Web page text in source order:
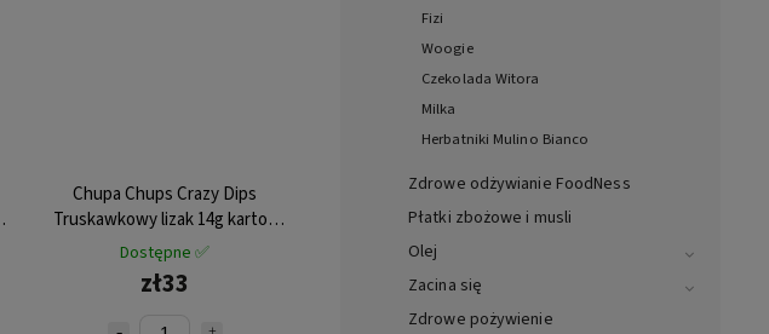
Fizi
Woogie
Czekolada Witora
Milka
Herbatniki Mulino Bianco
Zdrowe odżywianie FoodNess
Płatki zbożowe i musli
Olej
Zacina się
Zdrowe pożywienie
Chupa Chups Crazy Dips
Truskawkowy lizak 14g karton
24 szt.
Dostępne ✅
zł33